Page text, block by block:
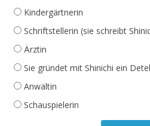
Kindergärtnerin
Schriftstellerin (sie schreibt
Ärztin
Sie gründet mit Shinichi ein
Anwältin
Schauspielerin